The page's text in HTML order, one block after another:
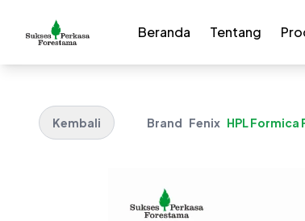
Beranda Tentang
Kembali Brand Fenix HPL Formica